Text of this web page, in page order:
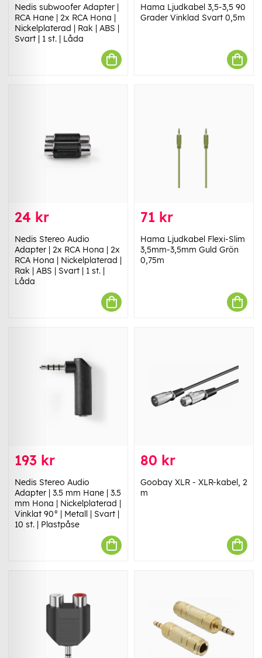
Nedis subwoofer Adapter |
RCA Hane | 2x RCA Hona |
Nickelplaterad | Rak | ABS |
Svart | 1 st. | Låda
Hama Ljudkabel 3,5-3,5 90
Grader Vinklad Svart 0,5m
24 kr
Nedis Stereo Audio
Adapter | 2x RCA Hona | 2x
RCA Hona | Nickelplaterad |
Rak | ABS | Svart | 1 st. |
Låda
71 kr
Hama Ljudkabel Flexi-Slim
3,5mm-3,5mm Guld Grön
0,75m
193 kr
Nedis Stereo Audio
Adapter | 3.5 mm Hane | 3.5
mm Hona | Nickelplaterad |
Vinklat 90° | Metall | Svart |
10 st. | Plastpåse
80 kr
Goobay XLR - XLR-kabel, 2
m